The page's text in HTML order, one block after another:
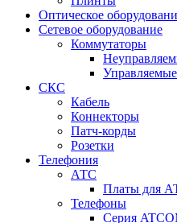
Оптическое
Сетевое оборудование
Коммутаторы
Управляемые
СКС
Кабель
Коннекторы
Патч-корды
Розетки
Телефония
АТС
Платы для
Телефоны
Серия